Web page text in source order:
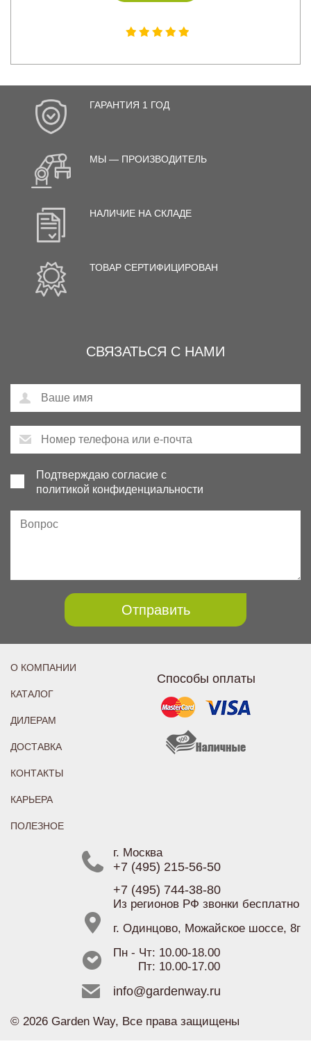
ГАРАНТИЯ 1 ГОД
МЫ — ПРОИЗВОДИТЕЛЬ
НАЛИЧИЕ НА СКЛАДЕ
ТОВАР СЕРТИФИЦИРОВАН
СВЯЗАТЬСЯ С НАМИ
Подтверждаю согласие с
политикой конфиденциальности
Отправить
О КОМПАНИИ
КАТАЛОГ
ДИЛЕРАМ
ДОСТАВКА
КОНТАКТЫ
КАРЬЕРА
ПОЛЕЗНОЕ
Способы оплаты
г. Москва
+7 (495) 215-56-50
+7 (495) 744-38-80
Из регионов РФ звонки бесплатно
г. Одинцово, Можайское шоссе, 8г
Пн - Чт: 10.00-18.00
Пт: 10.00-17.00
info@gardenway.ru
© 2026 Garden Way, Все права защищены